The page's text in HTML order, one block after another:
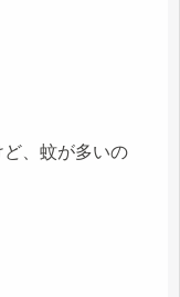
、蚊が多いの